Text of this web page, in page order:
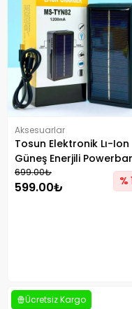
Aksesuarlar
Tosun Elektronik Lı-Ion
Güneş Enerjili
Özellikli Pil Şarj
699.00₺
599.00₺ %
Ücretsiz Kargo